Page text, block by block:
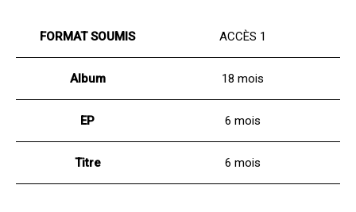
FORMAT SOUMIS ACCÈS 1
Album 18 mois
EP 6 mois
Titre 6 mois